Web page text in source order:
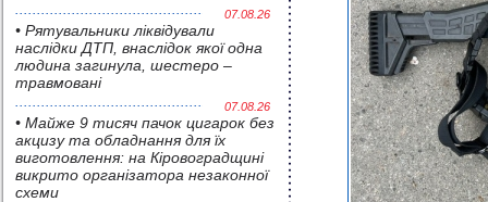
07.08.26
• Pятувальники ліквідували
наслідки ДТП, внаслідок якої одна
людина загинула, шестеро –
травмовані
07.08.26
• Майже 9 тисяч пачок цигарок без
акцизу та обладнання для їх
виготовлення: на Кіровоградщині
викрито організатора незаконної
схеми